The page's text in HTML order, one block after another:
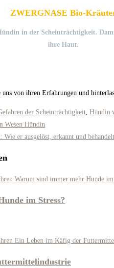
ZWERGNASE Bio-
in der Scheinträchtigkeit.
ihre Haut.
von ihren Erfahrungen und
der Scheinträchtigkeit Hündin
Wesen Hündin
Wie er ausgelöst, erkannt und
im Stress?